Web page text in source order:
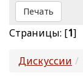
Печать
Страницы: [1]
Дискуссии